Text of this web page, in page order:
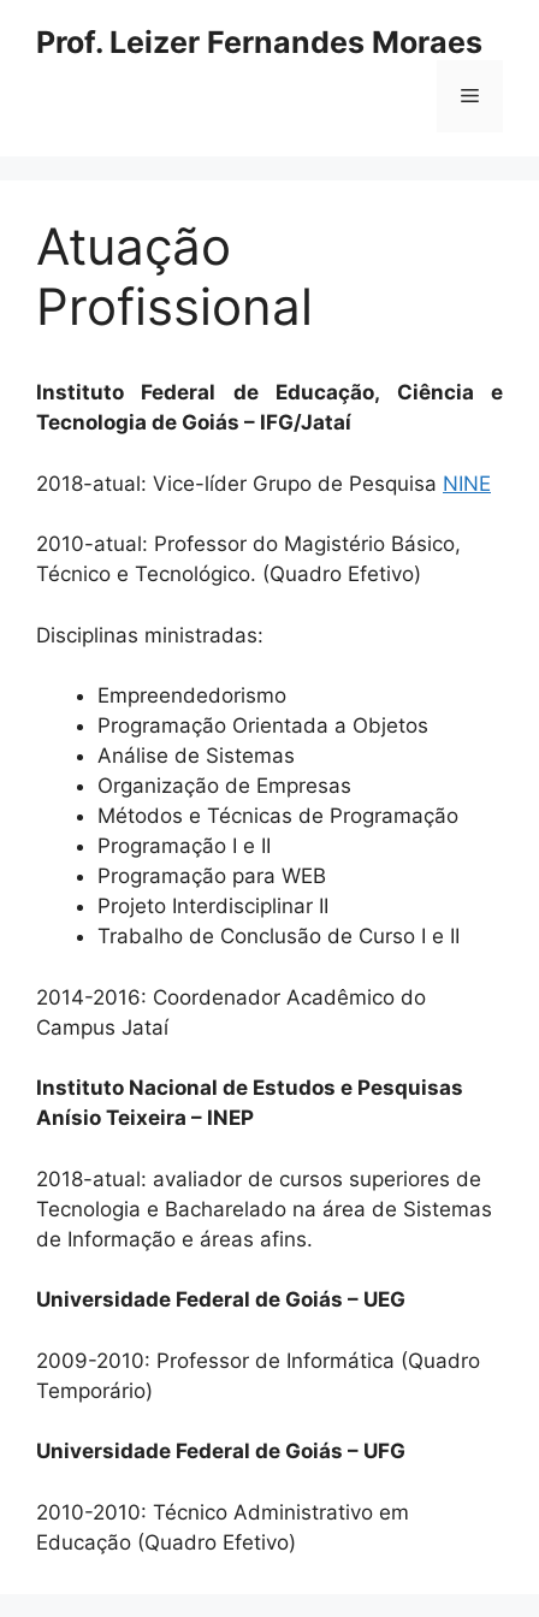
Prof. Leizer Fernandes Moraes
Menu
Atuação
Profissional
Instituto Federal de Educação, Ciência e
Tecnologia de Goiás – IFG/Jataí
2018-atual: Vice-líder Grupo de Pesquisa NINE
2010-atual: Professor do Magistério Básico,
Técnico e Tecnológico. (Quadro Efetivo)
Disciplinas ministradas:
Empreendedorismo
Programação Orientada a Objetos
Análise de Sistemas
Organização de Empresas
Métodos e Técnicas de Programação
Programação I e II
Programação para WEB
Projeto Interdisciplinar II
Trabalho de Conclusão de Curso I e II
2014-2016: Coordenador Acadêmico do
Campus Jataí
Instituto Nacional de Estudos e Pesquisas
Anísio Teixeira – INEP
2018-atual: avaliador de cursos superiores de
Tecnologia e Bacharelado na área de Sistemas
de Informação e áreas afins.
Universidade Federal de Goiás – UEG
2009-2010: Professor de Informática (Quadro
Temporário)
Universidade Federal de Goiás – UFG
2010-2010: Técnico Administrativo em
Educação (Quadro Efetivo)